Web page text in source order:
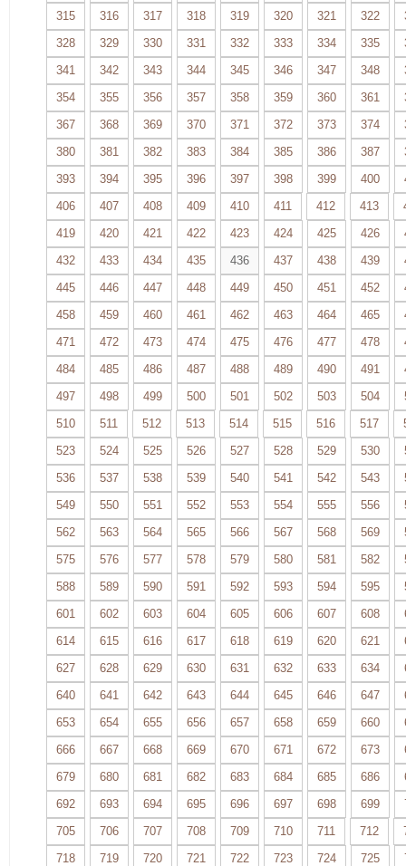
315
316 317 318 319 320 321 322
328
329 330 331 332 333 334 335
341
342 343 344 345 346 347 348
354
355 356 357 358 359 360 361
367
368 369 370 371 372 373 374
380
381 382 383 384 385 386 387
393
394 395 396 397 398 399 400
406
407 408 409 410 411 412 413
419
420 421 422 423 424 425 426
432
433 434 435 436 437 438 439
445
446 447 448 449 450 451 452
458
459 460 461 462 463 464 465
471
472 473 474 475 476 477 478
484
485 486 487 488 489 490 491
497
498 499 500 501 502 503 504
510
511 512 513 514 515 516 517
523
524 525 526 527 528 529 530
536
537 538 539 540 541 542 543
549
550 551 552 553 554 555 556
562
563 564 565 566 567 568 569
575
576 577 578 579 580 581 582
588
589 590 591 592 593 594 595
601
602 603 604 605 606 607 608
614
615 616 617 618 619 620 621
627
628 629 630 631 632 633 634
640
641 642 643 644 645 646 647
653
654 655 656 657 658 659 660
666
667 668 669 670 671 672 673
679
680 681 682 683 684 685 686
692
693 694 695 696 697 698 699
705
706 707 708 709 710 711 712
718
719 720 721 722 723 724 725